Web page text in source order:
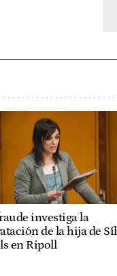
investiga la
de la hija de
en Ripoll